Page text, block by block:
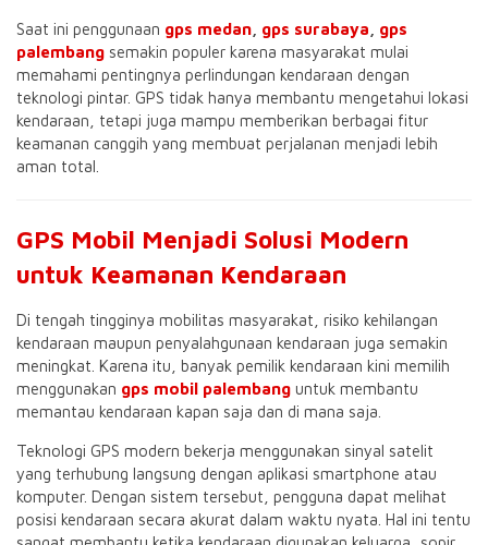
Saat ini penggunaan gps medan gps surabaya
gps
palembang semakin populer karena masyarakat mulai
memahami pentingnya perlindungan kendaraan dengan
teknologi pintar. GPS tidak hanya membantu mengetahui lokasi
kendaraan, tetapi juga mampu memberikan berbagai fitur
keamanan canggih yang membuat perjalanan menjadi lebih
aman total.
GPS Mobil Menjadi Solusi Modern
untuk Keamanan Kendaraan
Di tengah tingginya mobilitas masyarakat, risiko kehilangan
kendaraan maupun penyalahgunaan kendaraan juga semakin
meningkat. Karena itu, banyak pemilik kendaraan kini memilih
menggunakan gps mobil palembang untuk membantu
memantau kendaraan kapan saja dan di mana saja.
Teknologi GPS modern bekerja menggunakan sinyal satelit
yang terhubung langsung dengan aplikasi smartphone atau
komputer. Dengan sistem tersebut, pengguna dapat melihat
posisi kendaraan secara akurat dalam waktu nyata. Hal ini tentu